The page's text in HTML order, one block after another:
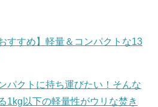
すすめ】軽量＆コンパクトな13
パクトに持ち運びたい！そんな
1kg以下の軽量性がウリな焚き